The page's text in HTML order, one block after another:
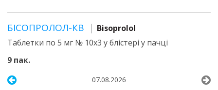
БІСОПРОЛОЛ-КВ
Bisoprolol
Таблетки по 5 мг № 10х3 у блістері у пачці
9 пак.
07.08.2026